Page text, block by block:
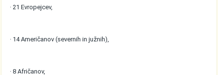
· 21 Evropejcev,
· 14 Američanov (severnih in južnih),
· 8 Afričanov,